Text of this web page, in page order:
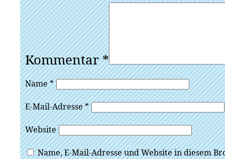
Kommentar*
Name*
E-Mail-Adresse*
Website
Name, E-Mail-Adresse und Website in diesem